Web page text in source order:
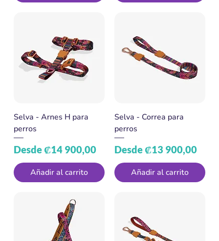
Selva - Arnes H para
perros
Desde ₡14 900,00
Precio de oferta
Añadir al carrito
Selva - Correa para
perros
Desde ₡13 900,00
Precio de oferta
Añadir al carrito